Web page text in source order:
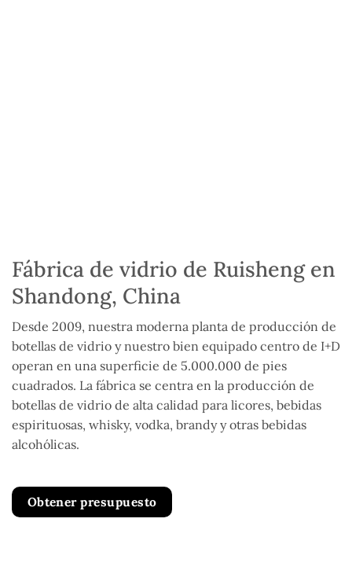
Fábrica de vidrio de Ruisheng en
Shandong, China
Desde 2009, nuestra moderna planta de producción de
botellas de vidrio y nuestro bien equipado centro de I+D
operan en una superficie de 5.000.000 de pies
cuadrados. La fábrica se centra en la producción de
botellas de vidrio de alta calidad para licores, bebidas
espirituosas, whisky, vodka, brandy y otras bebidas
alcohólicas.
Obtener presupuesto